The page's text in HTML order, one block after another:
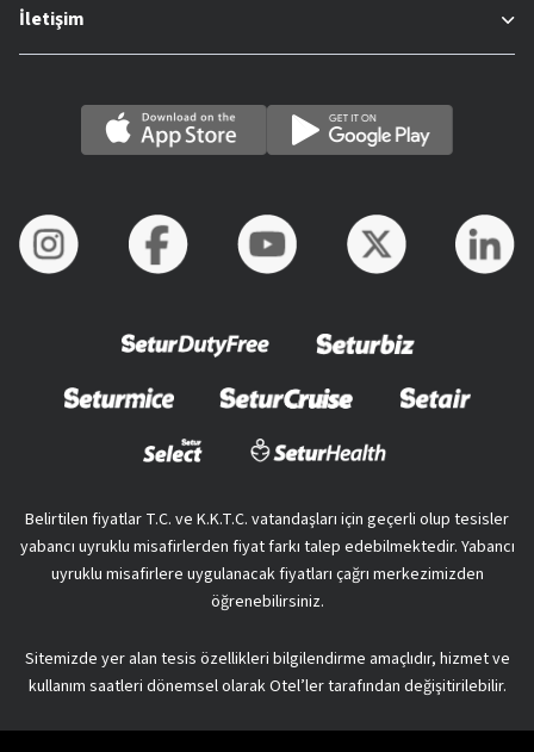
İletişim
Belirtilen fiyatlar T.C. ve K.K.T.C. vatandaşları için geçerli olup tesisler
yabancı uyruklu misafirlerden fiyat farkı talep edebilmektedir. Yabancı
uyruklu misafirlere uygulanacak fiyatları çağrı merkezimizden
öğrenebilirsiniz.
Sitemizde yer alan tesis özellikleri bilgilendirme amaçlıdır, hizmet ve
kullanım saatleri dönemsel olarak Otel’ler tarafından değişitirilebilir.